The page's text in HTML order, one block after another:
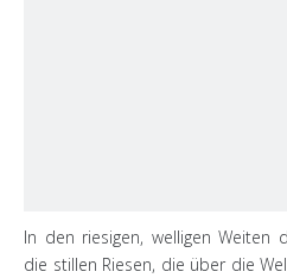
In den riesigen, welligen Weiten
die stillen Riesen, die über die